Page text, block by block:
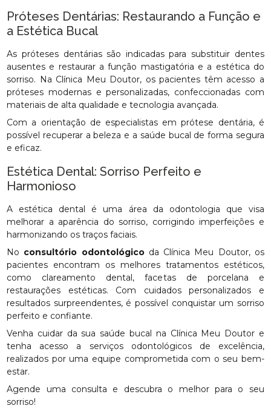
Próteses Dentárias: Restaurando a Função e
a Estética Bucal
As próteses dentárias são indicadas para substituir dentes
ausentes e restaurar a função mastigatória e a estética do
sorriso. Na Clínica Meu Doutor, os pacientes têm acesso a
próteses modernas e personalizadas, confeccionadas com
materiais de alta qualidade e tecnologia avançada.
Com a orientação de especialistas em prótese dentária, é
possível recuperar a beleza e a saúde bucal de forma segura
e eficaz.
Estética Dental: Sorriso Perfeito e
Harmonioso
A estética dental é uma área da odontologia que visa
melhorar a aparência do sorriso, corrigindo imperfeições e
harmonizando os traços faciais.
No consultório odontológicoda Clínica Meu Doutor, os
pacientes encontram os melhores tratamentos estéticos,
como clareamento dental, facetas de porcelana e
restaurações estéticas. Com cuidados personalizados e
resultados surpreendentes, é possível conquistar um sorriso
perfeito e confiante.
Venha cuidar da sua saúde bucal na Clínica Meu Doutor e
tenha acesso a serviços odontológicos de excelência,
realizados por uma equipe comprometida com o seu bem-
estar.
Agende uma consulta e descubra o melhor para o seu
sorriso!